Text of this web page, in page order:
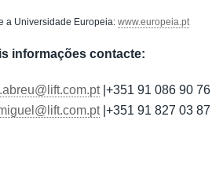
a Universidade Europeia: www.europeia.pt
informações contacte:
|+351 91 086 90 76
|+351 91 827 03 87